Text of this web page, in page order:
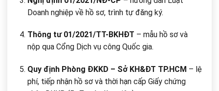
Doanh nghiệp về hồ sơ, trình tự đăng ký.
Thông tư 01/2021/TT-BKHĐT – mẫu hồ sơ và
nộp qua Cổng Dịch vụ công Quốc gia.
Quy định Phòng ĐKKD – Sở KH&ĐT TP.HCM – lệ
phí, tiếp nhận hồ sơ và thời hạn cấp Giấy chứng